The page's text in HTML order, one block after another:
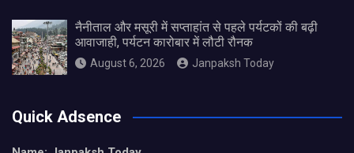
नैनीताल और मसूरी में सप्ताहांत से पहले पर्यटकों की बढ़ी
आवाजाही, पर्यटन कारोबार में लौटी रौनक
August 6, 2026 Janpaksh Today
Quick Adsence